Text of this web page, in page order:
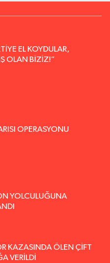
EL KOYDULAR,
OLAN BİZİZ!”
OPERASYONU
YOLCULUĞUNA
KAZASINDA ÖLEN ÇİFT
VERİLDİ